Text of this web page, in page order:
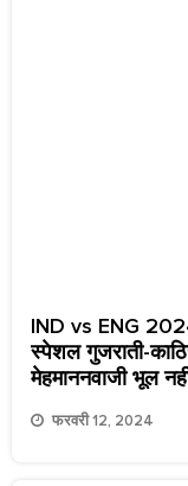
IND vs ENG
स्पेशल गुजराती-
मेहमाननवाजी भूल
फरवरी 12, 2024